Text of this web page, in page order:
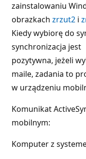
zainstalowaniu
obrazkach zrzut2 i
Kiedy wybiorę do
synchronizacja jest
pozytywna, jeżeli
maile, zadania to
w urządzeniu
Komunikat
mobilnym:
Komputer z